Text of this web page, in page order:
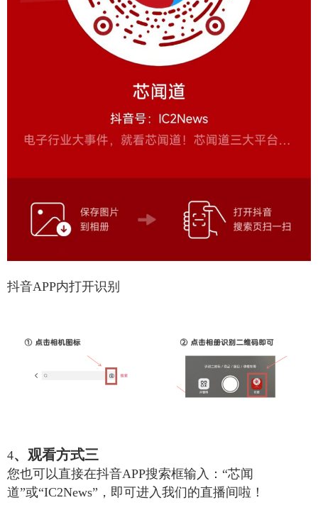
抖音APP内打开识别
4、观看方式三
您也可以直接在抖音APP搜索框输入：“芯闻
道”或“IC2News”，即可进入我们的直播间啦！